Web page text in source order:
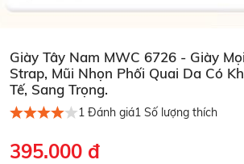
Giày Tây Nam MWC 6726 - Giày
Strap, Mũi Nhọn Phối Quai Da Có
Tế, Sang Trọng.
1 Đánh giá1 Số lượng thích
395.000 đ